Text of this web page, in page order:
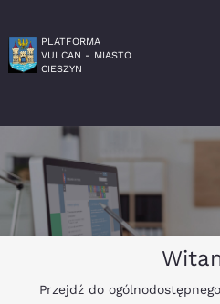
PLATFORMA
VULCAN - MIASTO
CIESZYN
Przejdź do